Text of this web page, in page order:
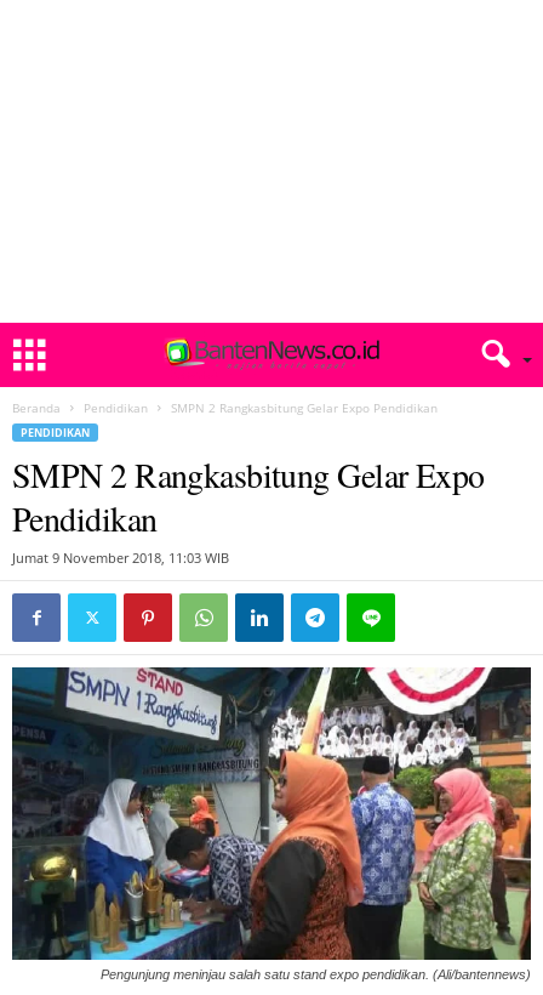
Beranda Pendidikan SMPN 2 Rangkasbitung Gelar Expo Pendidikan
PENDIDIKAN
SMPN 2 Rangkasbitung Gelar Expo
Pendidikan
Jumat 9 November 2018, 11:03 WIB
Pengunjung meninjau salah satu stand expo pendidikan. (Ali/bantennews)